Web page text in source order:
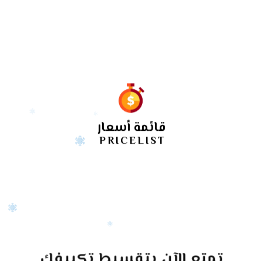
قائمة أسعار
PRICELIST